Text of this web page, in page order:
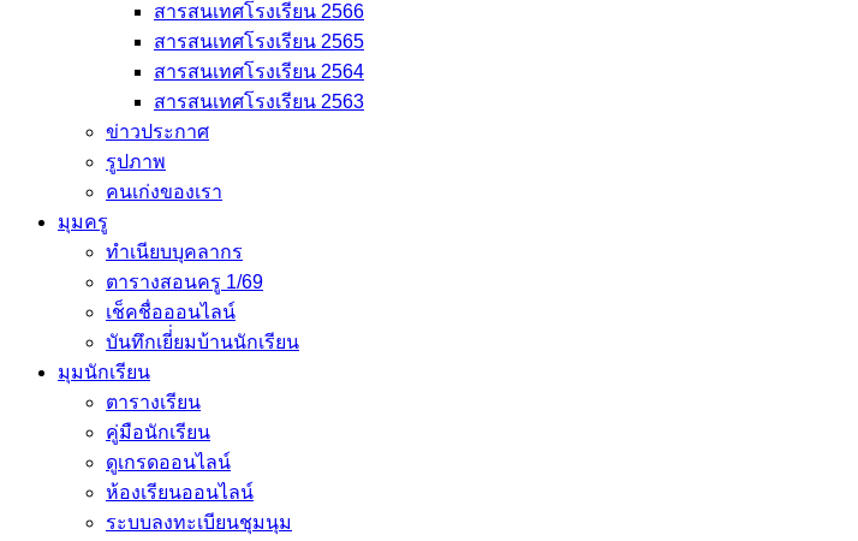
สารสนเทศโรงเรียน 2566
สารสนเทศโรงเรียน 2565
สารสนเทศโรงเรียน 2564
สารสนเทศโรงเรียน 2563
ข่าวประกาศ
รูปภาพ
คนเก่งของเรา
มุมครู
ทำเนียบบุคลากร
ตารางสอนครู 1/69
เช็คชื่อออนไลน์
บันทึกเยี่่ยมบ้านนักเรียน
มุมนักเรียน
ตารางเรียน
คู่มือนักเรียน
ดูเกรดออนไลน์
ห้องเรียนออนไลน์
ระบบลงทะเบียนชุมนุม